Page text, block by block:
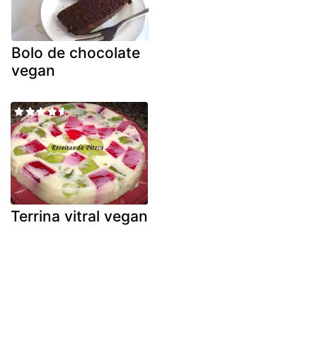
Bolo de chocolate
vegan
Terrina vitral vegan